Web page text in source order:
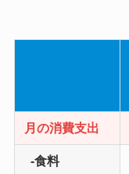
月の消費支出
-食料